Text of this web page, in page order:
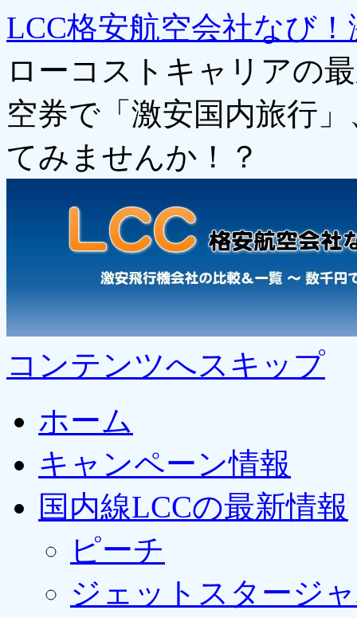
LCC格安航空会社なび
ローコストキャリアの
空券で「激安国内旅行
てみませんか！？
コンテンツへスキップ
ホーム
キャンペーン情報
国内線LCCの最新情報
ピーチ
ジェットスタージ